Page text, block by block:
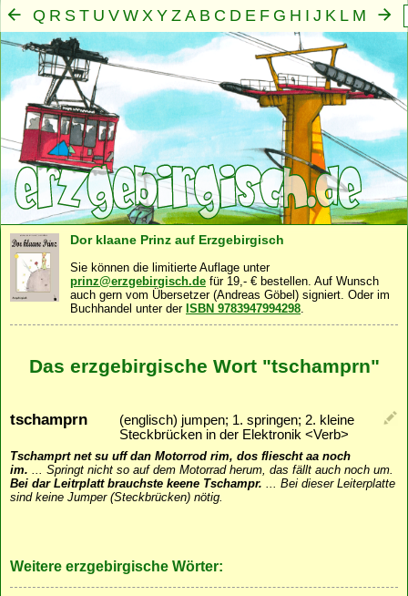
Q R S T U V W X Y Z A B C D E F G H I J K L M
N O P
Mensch·Seele·Geist · Gemeinschaft·
Dor klaane Prinz auf Erzgebirgisch
Sie können die limitierte Auflage unter
prinz@erzgebirgisch.de für 19,- € bestellen. Auf Wunsch
auch gern vom Übersetzer (Andreas Göbel) signiert. Oder im
Buchhandel unter der ISBN 9783947994298.
Das erzgebirgische Wort "tschamprn"
tschamprn
(englisch) jumpen; 1. springen; 2. kleine
Steckbrücken in der Elektronik <Verb>
Tschamprt net su uff dan Motorrod rim, dos fliescht aa noch
im. ... Springt nicht so auf dem Motorrad herum, das fällt auch noch um.
Bei dar Leitrplatt brauchste keene Tschampr. ... Bei dieser Leiterplatte
sind keine Jumper (Steckbrücken) nötig.
Weitere erzgebirgische Wörter: